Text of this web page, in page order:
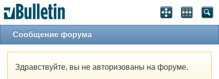
Сообщение форума
Здравствуйте, вы не авторизованы на форуме.